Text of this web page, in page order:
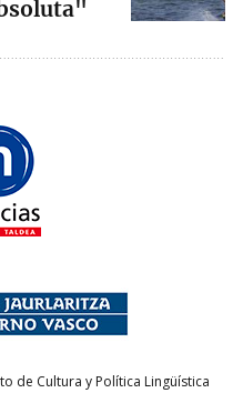
de Cultura y Política Lingüística